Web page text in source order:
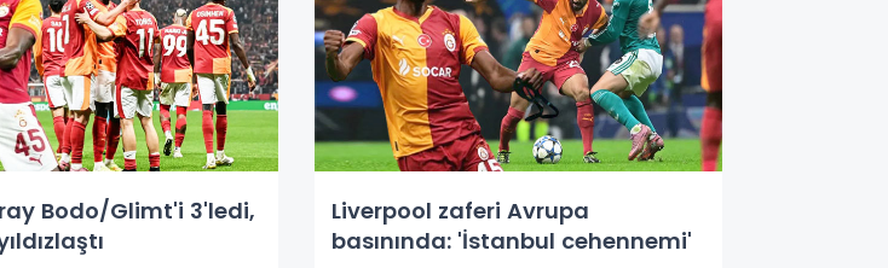
Bodo/Glimt'i 3'ledi,
Liverpool zaferi Avrupa
basınında: 'İstanbul cehennemi'